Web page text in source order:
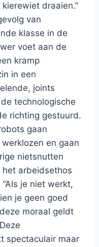
draaien.”
van
klasse in de
voet aan de
kramp
in een
joints
technologische
richting gestuurd.
gaan
en gaan
nietsnutten
het arbeidsethos
je niet werkt,
je geen goed
moraal geldt
spectaculair maar